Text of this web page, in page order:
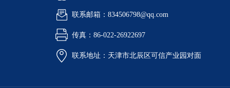
联系邮箱：834506798@qq.com
传真：86-022-26922697
联系地址：天津市北辰区可信产业园对面